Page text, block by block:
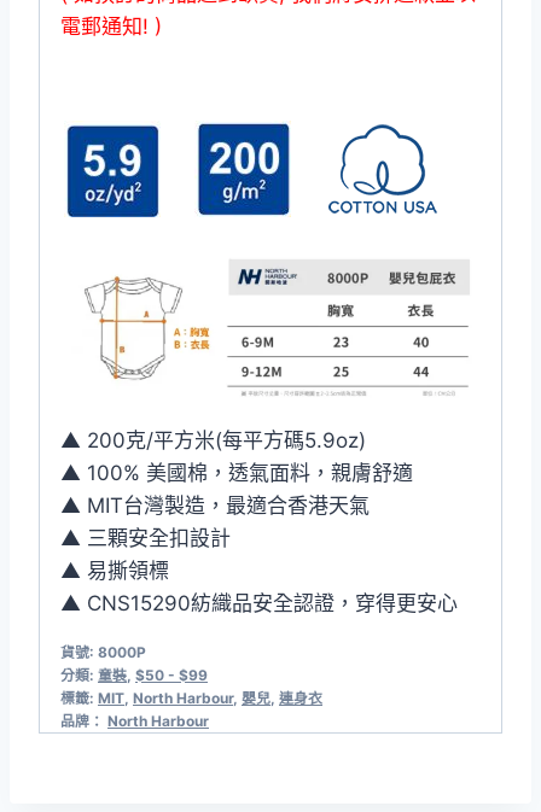
電郵通知! )
▲ 200克/平方米(每平方碼5.9oz)
▲ 100% 美國棉，透氣面料，親膚舒適
▲ MIT台灣製造，最適合香港天氣
▲ 三顆安全扣設計
▲ 易撕領標
▲ CNS15290紡織品安全認證，穿得更安心
貨號: 8000P
分類: 童裝 $50 - $99
標籤: MIT North Harbour, 嬰兒 連身衣
品牌： North Harbour